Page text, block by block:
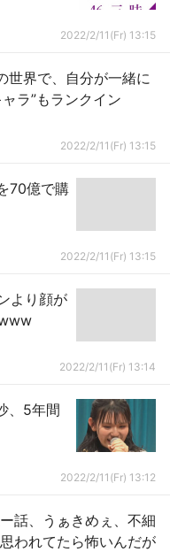
2022/2/11(Fr) 13:15
世界で、自分が一緒に
ラ”もランクイン
2022/2/11(Fr) 13:15
70億で購
2022/2/11(Fr) 13:15
より顔が
2022/2/11(Fr) 13:14
、5年間
2022/2/11(Fr) 13:12
話、うぁきめぇ、不細
われてたら怖いんだが